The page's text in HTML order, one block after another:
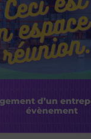
d’un
évènement